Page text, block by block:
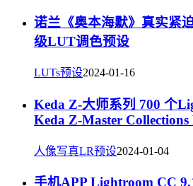
诺兰《奥本海默》真实紧
级LUT调色预设
LUTs预设2024-01-16
Keda Z-大师系列 700 个
Keda Z-Master Collections
人像写真LR预设2024-01-04
手机APP Lightroom CC